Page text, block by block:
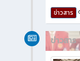
ข่าวสาร
ข่าวสาร